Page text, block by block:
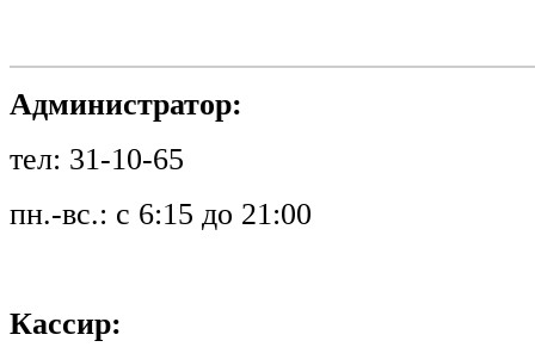
Администратор:
тел: 31-10-65
пн.-вс.: с 6:15 до 21:00
Кассир: